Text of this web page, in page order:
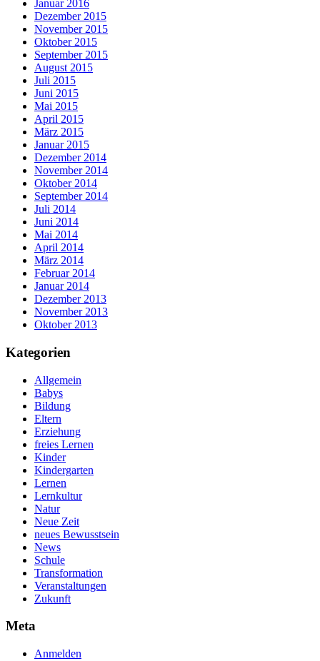
Januar 2016
Dezember 2015
November 2015
Oktober 2015
September 2015
August 2015
Juli 2015
Juni 2015
Mai 2015
April 2015
März 2015
Januar 2015
Dezember 2014
November 2014
Oktober 2014
September 2014
Juli 2014
Juni 2014
Mai 2014
April 2014
März 2014
Februar 2014
Januar 2014
Dezember 2013
November 2013
Oktober 2013
Kategorien
Allgemein
Babys
Bildung
Eltern
Erziehung
freies Lernen
Kinder
Kindergarten
Lernen
Lernkultur
Natur
Neue Zeit
neues Bewusstsein
News
Schule
Transformation
Veranstaltungen
Zukunft
Meta
Anmelden